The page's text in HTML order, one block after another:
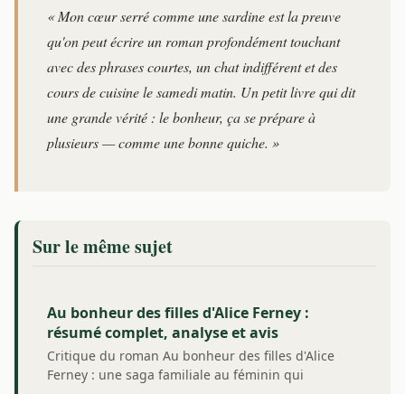
« Mon cœur serré comme une sardine est la preuve
qu'on peut écrire un roman profondément touchant
avec des phrases courtes, un chat indifférent et des
cours de cuisine le samedi matin. Un petit livre qui dit
une grande vérité : le bonheur, ça se prépare à
plusieurs — comme une bonne quiche. »
Sur le même sujet
Au bonheur des filles d'Alice Ferney :
résumé complet, analyse et avis
Critique du roman Au bonheur des filles d'Alice
Ferney : une saga familiale au féminin qui